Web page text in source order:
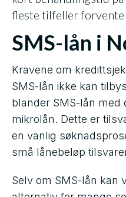
fleste tilfeller forvente
SMS-lån i
Kravene om
SMS-lån ikke kan
blander SMS-lån med
mikrolån. Dette er
en vanlig
små lånebeløp
Selv om SMS-lån kan